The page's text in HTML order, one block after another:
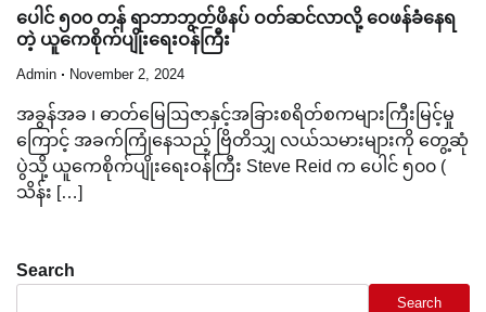
ပေါင် ၅၀၀ တန် ရာဘာဘွတ်ဖိနပ် ဝတ်ဆင်လာလို့ ဝေဖန်ခံနေရ
တဲ့ ယူကေစိုက်ပျိုးရေးဝန်ကြီး
Admin November 2, 2024
အခွန်အခ ၊ ဓာတ်မြေဩဇာနှင့်အခြားစရိတ်စကများကြီးမြင့်မှု
ကြောင့် အခက်ကြုံနေသည့် ဗြိတိသျှ လယ်သမားများကို တွေ့ဆုံ
ပွဲသို့ ယူကေစိုက်ပျိုးရေးဝန်ကြီး Steve Reid က ပေါင် ၅၀၀ (
သိန်း […]
Search
Search